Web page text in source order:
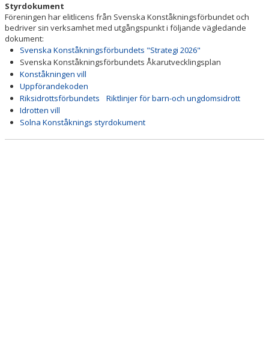
DELAKTIGHET
STYRDOKUMENT
KONTAKT
FÖRENINGSKLÄDER & UTRUSTNING
VÅRA TRÄNARE
Styrdokument
Föreningen har elitlicens från Svenska Konståkningsförbundet och
bedriver sin verksamhet med utgångspunkt i följande vägledande
dokument:
Svenska Konståkningsförbundets "Strategi 2026"
Svenska Konståkningsförbundets Åkarutvecklingsplan
Konståkningen vill
Uppförandekoden
Riksidrottsförbundets Riktlinjer för barn-och ungdomsidrott
Idrotten vill
Solna Konståknings styrdokument